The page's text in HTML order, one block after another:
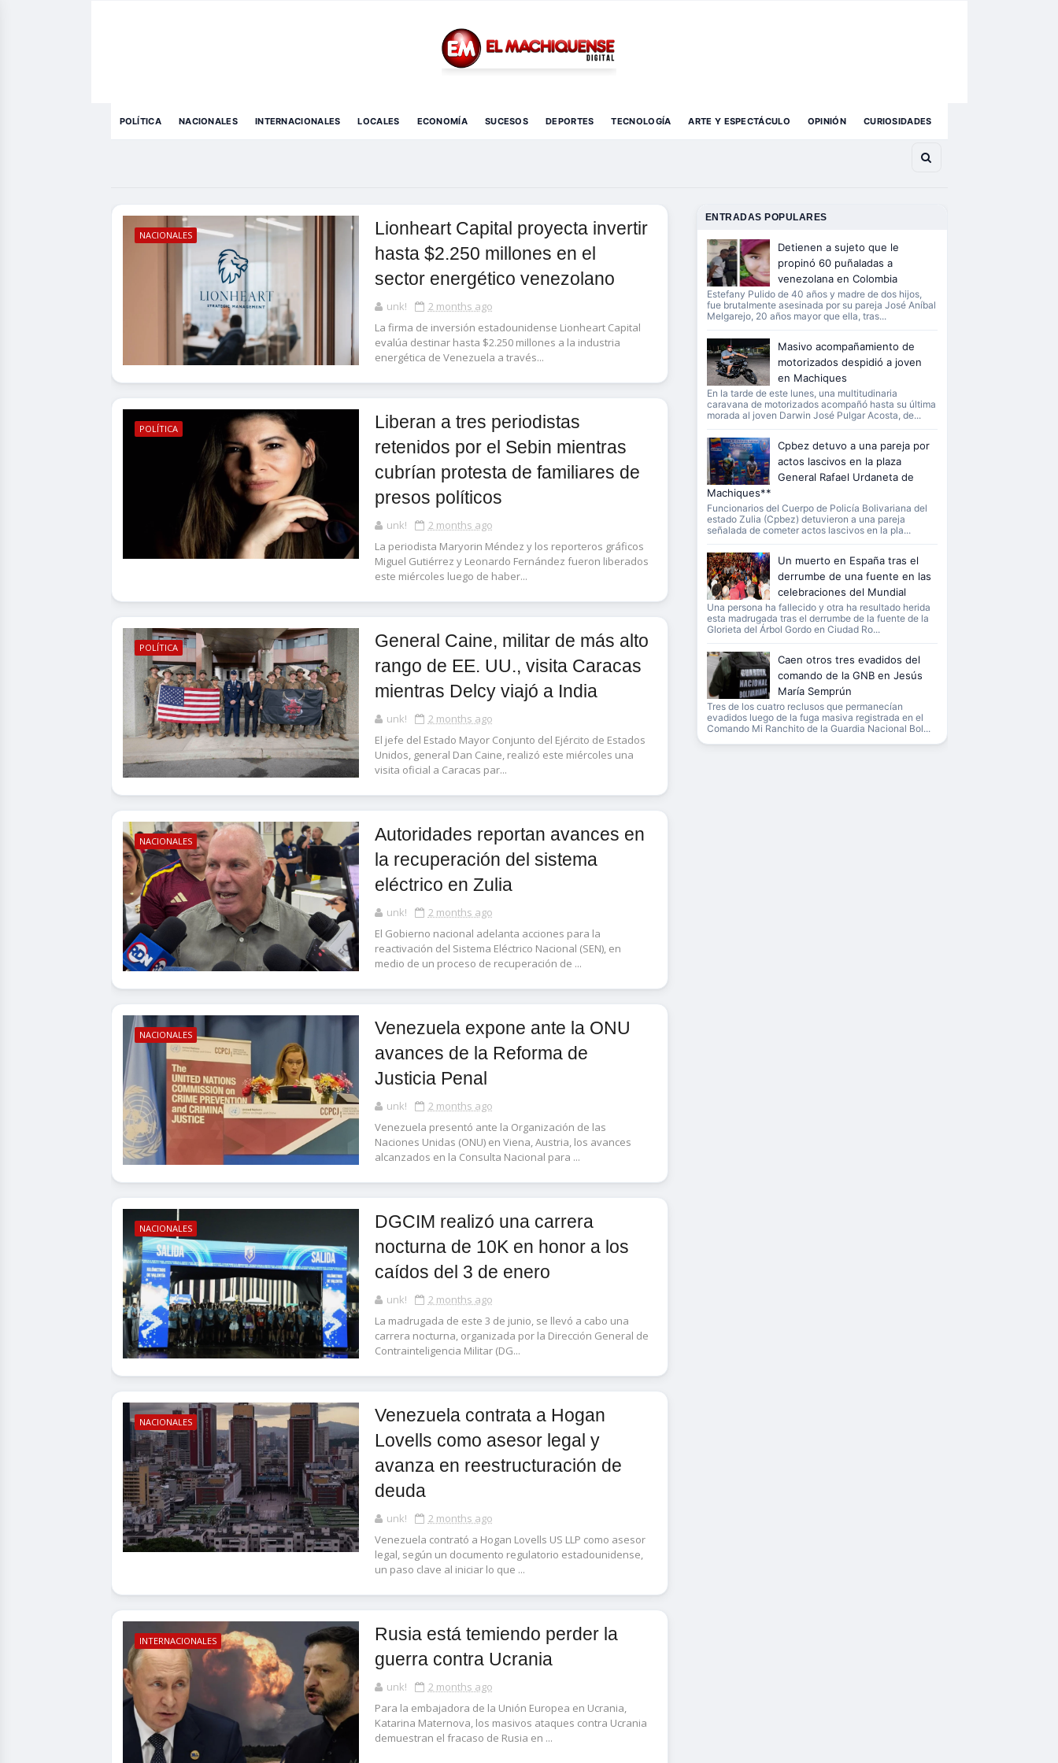
POLÍTICA NACIONALES INTERNACIONALES LOCALES ECONOMÍA SUCESOS DEPORTES TECNOLOGÍA ARTE Y ESPECTÁCULO OPINIÓN CURIOSIDADES
NACIONALES
Lionheart Capital proyecta invertir
hasta $2.250 millones en el
sector energético venezolano
unk!
2 months ago
La firma de inversión estadounidense Lionheart Capital
evalúa destinar hasta $2.250 millones a la industria
energética de Venezuela a través...
POLÍTICA
Liberan a tres periodistas
retenidos por el Sebin mientras
cubrían protesta de familiares de
presos políticos
unk!
2 months ago
La periodista Maryorin Méndez y los reporteros gráficos
Miguel Gutiérrez y Leonardo Fernández fueron liberados
este miércoles luego de haber...
POLÍTICA
General Caine, militar de más alto
rango de EE. UU., visita Caracas
mientras Delcy viajó a India
unk!
2 months ago
El jefe del Estado Mayor Conjunto del Ejército de Estados
Unidos, general Dan Caine, realizó este miércoles una
visita oficial a Caracas par...
NACIONALES
Autoridades reportan avances en
la recuperación del sistema
eléctrico en Zulia
unk!
2 months ago
El Gobierno nacional adelanta acciones para la
reactivación del Sistema Eléctrico Nacional (SEN), en
medio de un proceso de recuperación de ...
NACIONALES
Venezuela expone ante la ONU
avances de la Reforma de
Justicia Penal
unk!
2 months ago
Venezuela presentó ante la Organización de las
Naciones Unidas (ONU) en Viena, Austria, los avances
alcanzados en la Consulta Nacional para ...
NACIONALES
DGCIM realizó una carrera
nocturna de 10K en honor a los
caídos del 3 de enero
unk!
2 months ago
La madrugada de este 3 de junio, se llevó a cabo una
carrera nocturna, organizada por la Dirección General de
Contrainteligencia Militar (DG...
NACIONALES
Venezuela contrata a Hogan
Lovells como asesor legal y
avanza en reestructuración de
deuda
unk!
2 months ago
Venezuela contrató a Hogan Lovells US LLP como asesor
legal, según un documento regulatorio estadounidense,
un paso clave al iniciar lo que ...
INTERNACIONALES
Rusia está temiendo perder la
guerra contra Ucrania
unk!
2 months ago
Para la embajadora de la Unión Europea en Ucrania,
Katarina Maternova, los masivos ataques contra Ucrania
demuestran el fracaso de Rusia en ...
ENTRADAS POPULARES
Detienen a sujeto que le
propinó 60 puñaladas a
venezolana en Colombia
Estefany Pulido de 40 años y madre de dos hijos,
fue brutalmente asesinada por su pareja José Aníbal
Melgarejo, 20 años mayor que ella, tras...
Masivo acompañamiento de
motorizados despidió a joven
en Machiques
En la tarde de este lunes, una multitudinaria
caravana de motorizados acompañó hasta su última
morada al joven Darwin José Pulgar Acosta, de...
Cpbez detuvo a una pareja por
actos lascivos en la plaza
General Rafael Urdaneta de
Machiques**
Funcionarios del Cuerpo de Policía Bolivariana del
estado Zulia (Cpbez) detuvieron a una pareja
señalada de cometer actos lascivos en la pla...
Un muerto en España tras el
derrumbe de una fuente en las
celebraciones del Mundial
Una persona ha fallecido y otra ha resultado herida
esta madrugada tras el derrumbe de la fuente de la
Glorieta del Árbol Gordo en Ciudad Ro...
Caen otros tres evadidos del
comando de la GNB en Jesús
María Semprún
Tres de los cuatro reclusos que permanecían
evadidos luego de la fuga masiva registrada en el
Comando Mi Ranchito de la Guardia Nacional Bol...